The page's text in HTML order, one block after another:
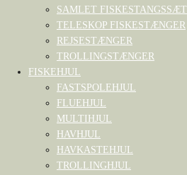
SAMLET FISKESTANGSSÆT
TELESKOP FISKESTÆNGER
REJSESTÆNGER
TROLLINGSTÆNGER
FISKEHJUL
FASTSPOLEHJUL
FLUEHJUL
MULTIHJUL
HAVHJUL
HAVKASTEHJUL
TROLLINGHJUL